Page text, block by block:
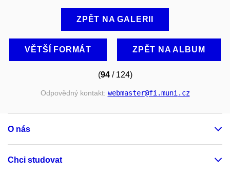
ZPĚT NA GALERII
VĚTŠÍ FORMÁT ZPĚT NA ALBUM
(94/ 124)
Odpovědný kontakt: webmaster@fi.muni.cz
O nás
Chci studovat